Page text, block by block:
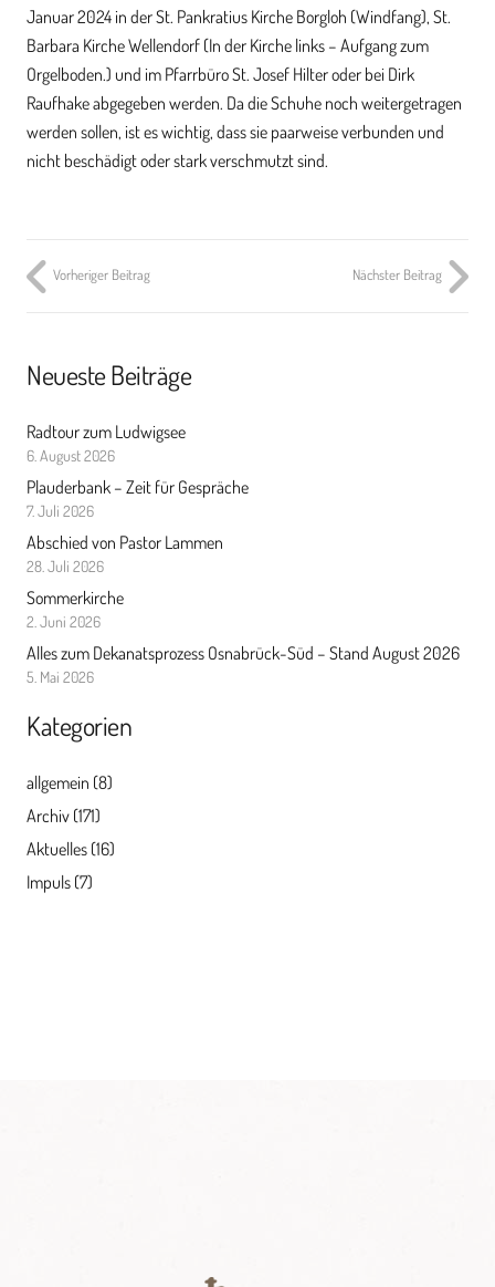
Januar 2024 in der St. Pankratius Kirche Borgloh (Windfang), St.
Barbara Kirche Wellendorf (In der Kirche links – Aufgang zum
Orgelboden.) und im Pfarrbüro St. Josef Hilter oder bei Dirk
Raufhake abgegeben werden. Da die Schuhe noch weitergetragen
werden sollen, ist es wichtig, dass sie paarweise verbunden und
nicht beschädigt oder stark verschmutzt sind.
Vorheriger Beitrag Nächster Beitrag
Neueste Beiträge
Radtour zum Ludwigsee
6. August 2026
Plauderbank – Zeit für Gespräche
7. Juli 2026
Abschied von Pastor Lammen
28. Juli 2026
Sommerkirche
2. Juni 2026
Alles zum Dekanatsprozess Osnabrück-Süd – Stand August 2026
5. Mai 2026
Kategorien
allgemein (8)
Archiv (171)
Aktuelles (16)
Impuls (7)